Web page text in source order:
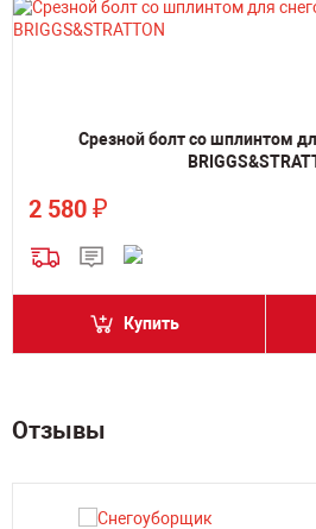
Срезной болт со шплинтом
2 580 ₽
Купить
Отзывы